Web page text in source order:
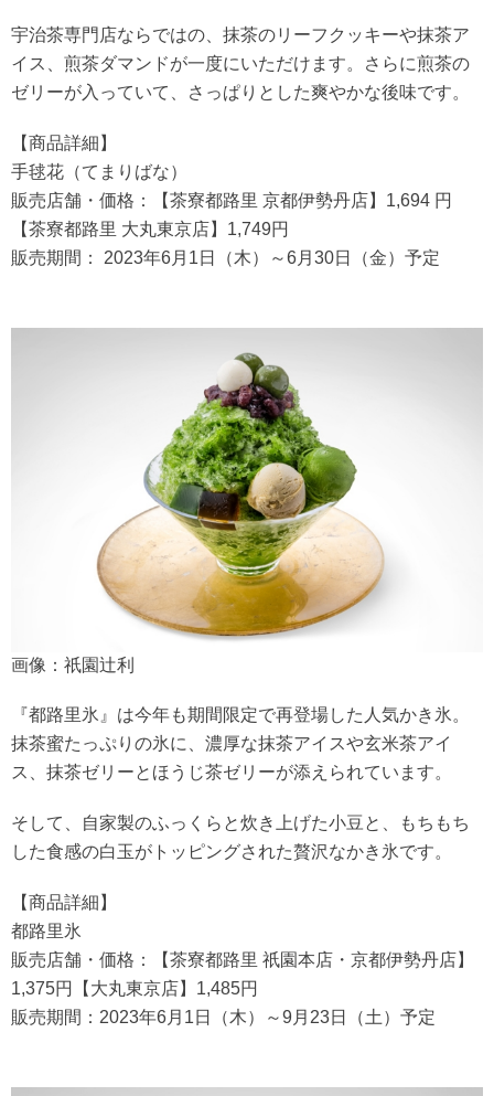
宇治茶専門店ならではの、抹茶のリーフクッキーや抹茶ア
イス、煎茶ダマンドが一度にいただけます。さらに煎茶の
ゼリーが入っていて、さっぱりとした爽やかな後味です。
【商品詳細】
手毬花（てまりばな）
販売店舗・価格：【茶寮都路里 京都伊勢丹店】1,694 円
【茶寮都路里 大丸東京店】1,749円
販売期間： 2023年6月1日（木）～6月30日（金）予定
画像：祇園辻利
『都路里氷』は今年も期間限定で再登場した人気かき氷。
抹茶蜜たっぷりの氷に、濃厚な抹茶アイスや玄米茶アイ
ス、抹茶ゼリーとほうじ茶ゼリーが添えられています。
そして、自家製のふっくらと炊き上げた小豆と、もちもち
した食感の白玉がトッピングされた贅沢なかき氷です。
【商品詳細】
都路里氷
販売店舗・価格：【茶寮都路里 祇園本店・京都伊勢丹店】
1,375円【大丸東京店】1,485円
販売期間：2023年6月1日（木）～9月23日（土）予定